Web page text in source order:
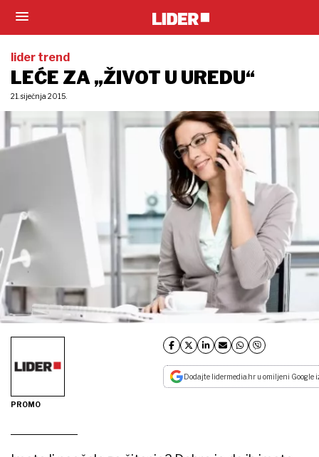
lider trend
LEĆE ZA „ŽIVOT U UREDU“
21. siječnja 2015.
PROMO
Dodajte lidermedia.hr u omiljeni Google